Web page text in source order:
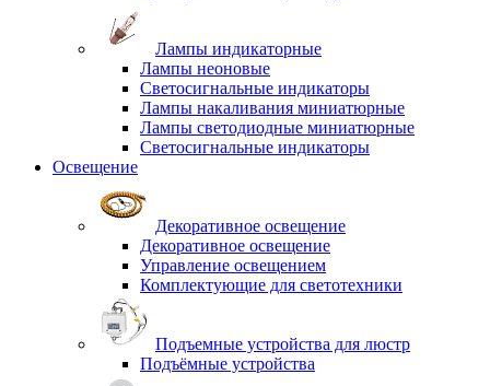
Лампы индикаторные
Лампы неоновые
Светосигнальные индикаторы
Лампы накаливания миниатюрные
Лампы светодиодные миниатюрные
Светосигнальные индикаторы
Освещение
Декоративное освещение
Декоративное освещение
Управление освещением
Комплектующие для светотехники
Подъемные устройства для люстр
Подъёмные устройства